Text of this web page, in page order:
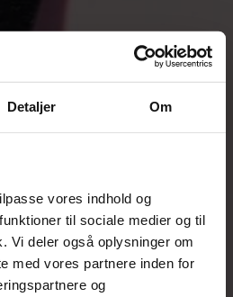
Detaljer Om
vores indhold og
til sociale medier og til
Vi deler også oplysninger om
med vores partnere inden for
og